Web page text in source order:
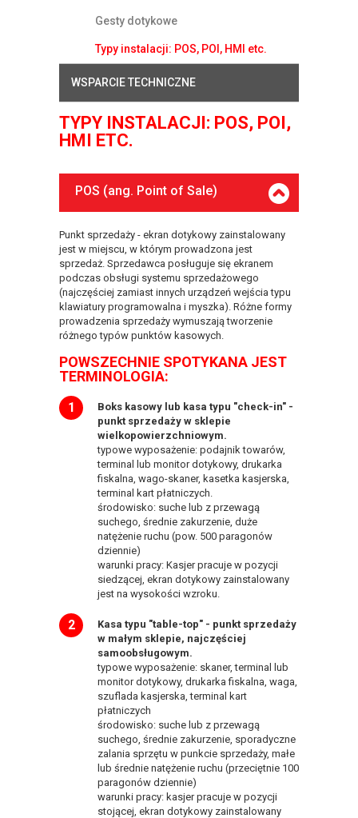
Gesty dotykowe
Typy instalacji: POS, POI, HMI etc.
WSPARCIE TECHNICZNE
TYPY INSTALACJI: POS, POI,
HMI ETC.
POS (ang. Point of Sale)
Punkt sprzedaży - ekran dotykowy zainstalowany
jest w miejscu, w którym prowadzona jest
sprzedaż. Sprzedawca posługuje się ekranem
podczas obsługi systemu sprzedażowego
(najczęściej zamiast innych urządzeń wejścia typu
klawiatury programowalna i myszka). Różne formy
prowadzenia sprzedaży wymuszają tworzenie
różnego typów punktów kasowych.
POWSZECHNIE SPOTYKANA JEST
TERMINOLOGIA:
Boks kasowy lub kasa typu "check-in" -
punkt sprzedaży w sklepie
wielkopowierzchniowym.
typowe wyposażenie: podajnik towarów,
terminal lub monitor dotykowy, drukarka
fiskalna, wago-skaner, kasetka kasjerska,
terminal kart płatniczych.
środowisko: suche lub z przewagą
suchego, średnie zakurzenie, duże
natężenie ruchu (pow. 500 paragonów
dziennie)
warunki pracy: Kasjer pracuje w pozycji
siedzącej, ekran dotykowy zainstalowany
jest na wysokości wzroku.
Kasa typu "table-top" - punkt sprzedaży
w małym sklepie, najczęściej
samoobsługowym.
typowe wyposażenie: skaner, terminal lub
monitor dotykowy, drukarka fiskalna, waga,
szuflada kasjerska, terminal kart
płatniczych
środowisko: suche lub z przewagą
suchego, średnie zakurzenie, sporadyczne
zalania sprzętu w punkcie sprzedaży, małe
lub średnie natężenie ruchu (przeciętnie 100
paragonów dziennie)
warunki pracy: kasjer pracuje w pozycji
stojącej, ekran dotykowy zainstalowany